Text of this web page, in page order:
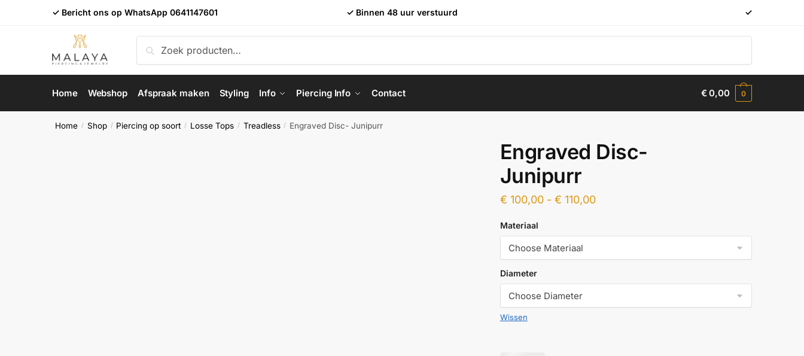
✓ Bericht ons op WhatsApp 0641147601 ✓ Binnen 48 uur verstuurd ✓
naar:
Zoeken
Home Webshop Afspraak maken Styling Info Piercing Info Contact €0,00 0
Home / Shop / Piercing op soort / Losse Tops / Treadless / Engraved Disc- Junipurr
Engraved Disc-
Junipurr
€ 100,00 - € 110,00Prijsklasse:
tot
Materiaal
Diameter
Wissen